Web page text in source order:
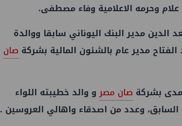
علام وحرمه الاعلامية وفاء مصطفى.
الدين مدير البنك اليوناني سابقا ووالدة
مدير عام بالشئون المالية بشركة صان
بشركة صان مصرو والد خطيبته اللواء
السابق، وعدد من اصدقاء واهالي العروسين .